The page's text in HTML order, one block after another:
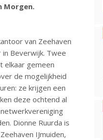
Morgen.
van Zeehaven
in Beverwijk. Twee
elkaar gemeen
de mogelijkheid
ze krijgen een
deze ochtend al
Dionne Ruurda is
IJmuiden,